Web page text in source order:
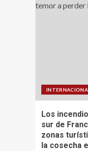
Los
sur de
zonas
la cosecha